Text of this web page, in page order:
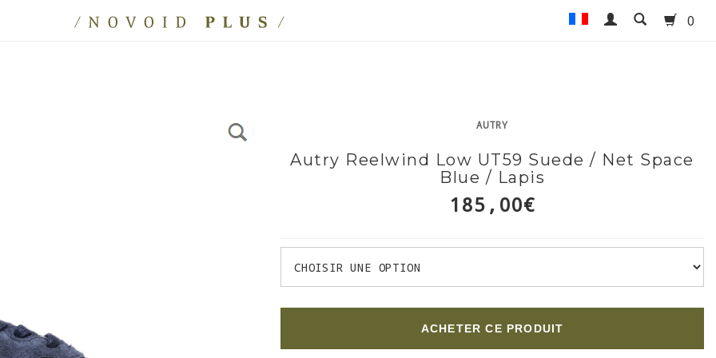
0
AUTRY
Autry Reelwind Low UT59 Suede / Net Space
Blue / Lapis
185,00€
ACHETER CE PRODUIT